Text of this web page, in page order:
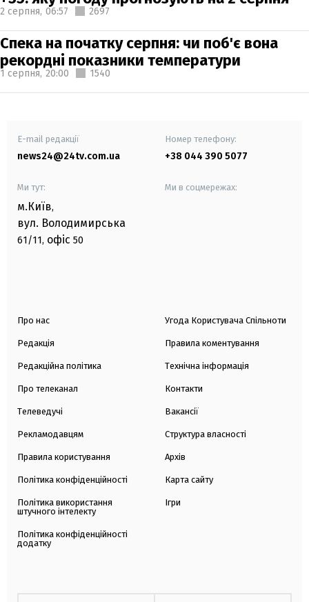
2 серпня, 06:57 2697
Спека на початку серпня: чи поб'є вона
рекордні показники температури
1 серпня, 20:00 1540
E-mail редакції
news24@24tv.com.ua
Номер телефону:
+38 044 390 5077
Ми тут:
м.Київ,
вул. Володимирська
61/11, офіс 50
Ми в соцмережах:
Про нас
Редакція
Редакційна політика
Про телеканал
Телеведучі
Рекламодавцям
Правила користування
Політика конфіденційності
Політика використання
штучного інтелекту
Політика конфіденційності
додатку
Угода Користувача Спільноти
Правила коментування
Технічна інформація
Контакти
Вакансії
Структура власності
Архів
Карта сайту
Ігри